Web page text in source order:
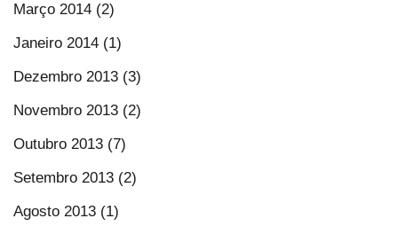
Março 2014 (2)
Janeiro 2014 (1)
Dezembro 2013 (3)
Novembro 2013 (2)
Outubro 2013 (7)
Setembro 2013 (2)
Agosto 2013 (1)